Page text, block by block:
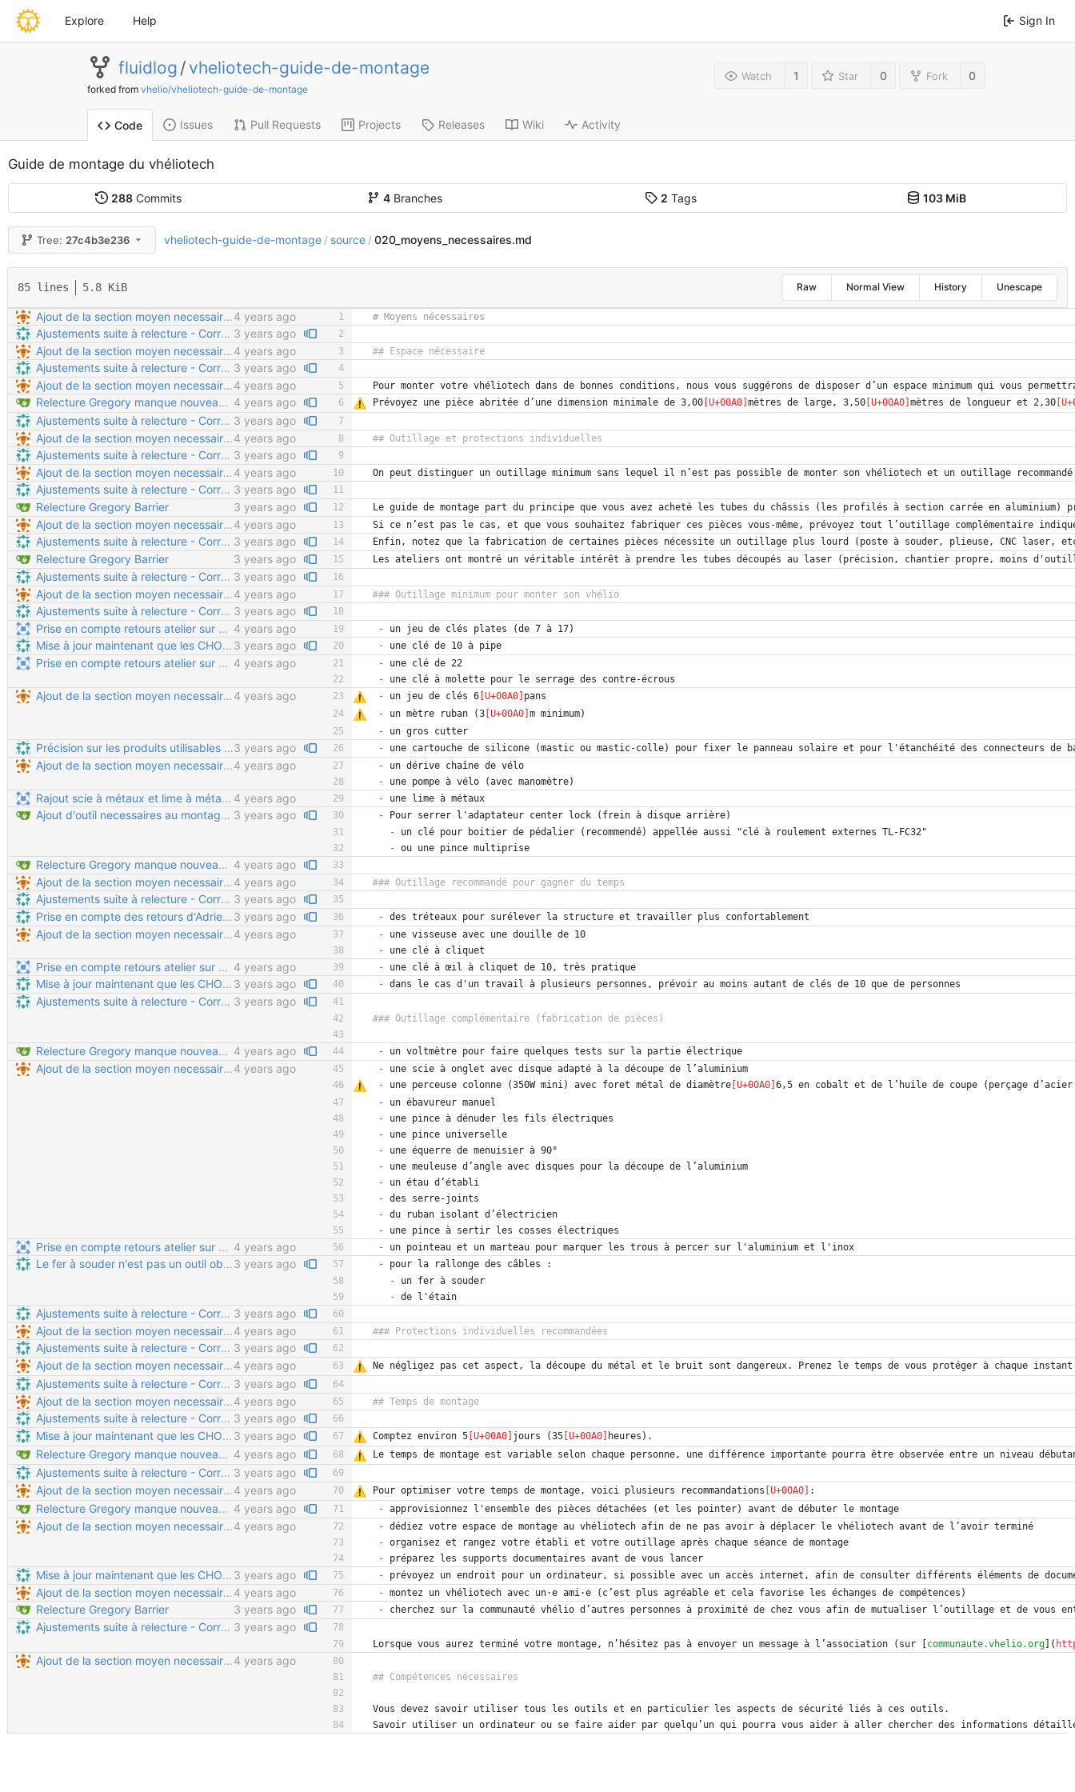
Explore Help Sign In
fluidlog / vheliotech-guide-de-montage
forked from vhelio/vheliotech-guide-de-montage
Watch 1 Star 0 Fork 0
Code Issues Pull Requests Projects Releases Wiki Activity
Guide de montage du vhéliotech
288 Commits 4Branches 2 Tags 103 MiB
Tree: 27c4b3e236 vheliotech-guide-de-montage / source / 020_moyens_necessaires.md
85 lines 5.8 KiB Raw Normal View History Unescape
Ajout de la section moyen necessaires Copier/Coller de la doc 4 years ago
Ajustements suite à relecture - Correction de la syntaxe pour séparer correctement les paragraphes - Correction sur les formats 3D (on ne fait plus de PDF 3D, et edrawings est complexe et intrusif à installer) - Suppression de la phrase "pour tout fabriquer soi-même" qui peut induire en erreur (certaines pièces chaudronnées nécessitent un outillage lourd) - Corrections sur le placement des rondelles - Suppression des références au sciage des vis (normalement inutile dans cette version) 3 years ago
Ajout de la section moyen necessaires Copier/Coller de la doc 4 years ago
Ajustements suite à relecture - Correction de la syntaxe pour séparer correctement les paragraphes - Correction sur les formats 3D (on ne fait plus de PDF 3D, et edrawings est complexe et intrusif à installer) - Suppression de la phrase "pour tout fabriquer soi-même" qui peut induire en erreur (certaines pièces chaudronnées nécessitent un outillage lourd) - Corrections sur le placement des rondelles - Suppression des références au sciage des vis (normalement inutile dans cette version) 3 years ago
Ajout de la section moyen necessaires Copier/Coller de la doc 4 years ago
Relecture Gregory manque nouveau chapitres à rajouter 4 years ago Prévoyez une pièce abritée d’une dimension minimale de 3,00 mètres de large, 3,50 mètres de longueur et 2,30
Ajustements suite à relecture - Correction de la syntaxe pour séparer correctement les paragraphes - Correction sur les formats 3D (on ne fait plus de PDF 3D, et edrawings est complexe et intrusif à installer) - Suppression de la phrase "pour tout fabriquer soi-même" qui peut induire en erreur (certaines pièces chaudronnées nécessitent un outillage lourd) - Corrections sur le placement des rondelles - Suppression des références au sciage des vis (normalement inutile dans cette version) 3 years ago
Ajout de la section moyen necessaires Copier/Coller de la doc 4 years ago
Ajustements suite à relecture - Correction de la syntaxe pour séparer correctement les paragraphes - Correction sur les formats 3D (on ne fait plus de PDF 3D, et edrawings est complexe et intrusif à installer) - Suppression de la phrase "pour tout fabriquer soi-même" qui peut induire en erreur (certaines pièces chaudronnées nécessitent un outillage lourd) - Corrections sur le placement des rondelles - Suppression des références au sciage des vis (normalement inutile dans cette version) 3 years ago
Ajout de la section moyen necessaires Copier/Coller de la doc 4 years ago
Ajustements suite à relecture - Correction de la syntaxe pour séparer correctement les paragraphes - Correction sur les formats 3D (on ne fait plus de PDF 3D, et edrawings est complexe et intrusif à installer) - Suppression de la phrase "pour tout fabriquer soi-même" qui peut induire en erreur (certaines pièces chaudronnées nécessitent un outillage lourd) - Corrections sur le placement des rondelles - Suppression des références au sciage des vis (normalement inutile dans cette version) 3 years ago
Relecture Gregory Barrier
3 years ago
Ajout de la section moyen necessaires Copier/Coller de la doc 4 years ago
Ajustements suite à relecture - Correction de la syntaxe pour séparer correctement les paragraphes - Correction sur les formats 3D (on ne fait plus de PDF 3D, et edrawings est complexe et intrusif à installer) - Suppression de la phrase "pour tout fabriquer soi-même" qui peut induire en erreur (certaines pièces chaudronnées nécessitent un outillage lourd) - Corrections sur le placement des rondelles - Suppression des références au sciage des vis (normalement inutile dans cette version) 3 years ago
Relecture Gregory Barrier
3 years ago
Ajustements suite à relecture - Correction de la syntaxe pour séparer correctement les paragraphes - Correction sur les formats 3D (on ne fait plus de PDF 3D, et edrawings est complexe et intrusif à installer) - Suppression de la phrase "pour tout fabriquer soi-même" qui peut induire en erreur (certaines pièces chaudronnées nécessitent un outillage lourd) - Corrections sur le placement des rondelles - Suppression des références au sciage des vis (normalement inutile dans cette version) 3 years ago
Ajout de la section moyen necessaires Copier/Coller de la doc 4 years ago
Ajustements suite à relecture - Correction de la syntaxe pour séparer correctement les paragraphes - Correction sur les formats 3D (on ne fait plus de PDF 3D, et edrawings est complexe et intrusif à installer) - Suppression de la phrase "pour tout fabriquer soi-même" qui peut induire en erreur (certaines pièces chaudronnées nécessitent un outillage lourd) - Corrections sur le placement des rondelles - Suppression des références au sciage des vis (normalement inutile dans cette version) 3 years ago
Prise en compte retours atelier sur outillage nécessaire 4 years ago -
Mise à jour maintenant que les CHO35 sont livrés finis Suppression de la perceuse et de la scie à métaux des outils obligatoires Le scotch d'électricien était indiqué deux fois La clé plate de 10 était indiquée deux fois 3 years ago -
Prise en compte retours atelier sur outillage nécessaire 4 years ago -
-
Ajout de la section moyen necessaires Copier/Coller de la doc 4 years ago - un jeu de clés 6
- un mètre ruban (3
-
Précision sur les produits utilisables pour fixer le panneau solaire Le mastic "simple" fonctionne, le mastic-colle permet de coller plus fort mais ce n'est pas obligatoire.3 years ago -
Ajout de la section moyen necessaires Copier/Coller de la doc 4 years ago -
-
Rajout scie à métaux et lime à métaux dans outillage de base 4 years ago -
Ajout d'outil necessaires au montage: scie a métaux, perceuse et clé 3 years ago -
-
-
Relecture Gregory manque nouveau chapitres à rajouter 4 years ago
Ajout de la section moyen necessaires Copier/Coller de la doc 4 years ago
Ajustements suite à relecture - Correction de la syntaxe pour séparer correctement les paragraphes - Correction sur les formats 3D (on ne fait plus de PDF 3D, et edrawings est complexe et intrusif à installer) - Suppression de la phrase "pour tout fabriquer soi-même" qui peut induire en erreur (certaines pièces chaudronnées nécessitent un outillage lourd) - Corrections sur le placement des rondelles - Suppression des références au sciage des vis (normalement inutile dans cette version) 3 years ago
Prise en compte des retours d'Adrien - tréteaux - silicone pour étanchéité connecteurs batterie - précisions sur les bandes réfléchissantes 3 years ago -
Ajout de la section moyen necessaires Copier/Coller de la doc 4 years ago -
-
Prise en compte retours atelier sur outillage nécessaire 4 years ago -
Mise à jour maintenant que les CHO35 sont livrés finis Suppression de la perceuse et de la scie à métaux des outils obligatoires Le scotch d'électricien était indiqué deux fois La clé plate de 10 était indiquée deux fois 3 years ago -
Ajustements suite à relecture - Correction de la syntaxe pour séparer correctement les paragraphes - Correction sur les formats 3D (on ne fait plus de PDF 3D, et edrawings est complexe et intrusif à installer) - Suppression de la phrase "pour tout fabriquer soi-même" qui peut induire en erreur (certaines pièces chaudronnées nécessitent un outillage lourd) - Corrections sur le placement des rondelles - Suppression des références au sciage des vis (normalement inutile dans cette version) 3 years ago
Relecture Gregory manque nouveau chapitres à rajouter 4 years ago -
Ajout de la section moyen necessaires Copier/Coller de la doc 4 years ago -
- une perceuse colonne (350W mini) avec foret métal de diamètre
-
-
-
-
-
-
-
-
-
Prise en compte retours atelier sur outillage nécessaire 4 years ago -
Le fer à souder n'est pas un outil obligatoire 3 years ago -
-
-
Ajustements suite à relecture - Correction de la syntaxe pour séparer correctement les paragraphes - Correction sur les formats 3D (on ne fait plus de PDF 3D, et edrawings est complexe et intrusif à installer) - Suppression de la phrase "pour tout fabriquer soi-même" qui peut induire en erreur (certaines pièces chaudronnées nécessitent un outillage lourd) - Corrections sur le placement des rondelles - Suppression des références au sciage des vis (normalement inutile dans cette version) 3 years ago
Ajout de la section moyen necessaires Copier/Coller de la doc 4 years ago
Ajustements suite à relecture - Correction de la syntaxe pour séparer correctement les paragraphes - Correction sur les formats 3D (on ne fait plus de PDF 3D, et edrawings est complexe et intrusif à installer) - Suppression de la phrase "pour tout fabriquer soi-même" qui peut induire en erreur (certaines pièces chaudronnées nécessitent un outillage lourd) - Corrections sur le placement des rondelles - Suppression des références au sciage des vis (normalement inutile dans cette version) 3 years ago
Ajout de la section moyen necessaires Copier/Coller de la doc 4 years ago Ne négligez pas cet aspect, la découpe du métal et le bruit sont dangereux. Prenez le temps de vous protéger à chaque instant
Ajustements suite à relecture - Correction de la syntaxe pour séparer correctement les paragraphes - Correction sur les formats 3D (on ne fait plus de PDF 3D, et edrawings est complexe et intrusif à installer) - Suppression de la phrase "pour tout fabriquer soi-même" qui peut induire en erreur (certaines pièces chaudronnées nécessitent un outillage lourd) - Corrections sur le placement des rondelles - Suppression des références au sciage des vis (normalement inutile dans cette version) 3 years ago
Ajout de la section moyen necessaires Copier/Coller de la doc 4 years ago
Ajustements suite à relecture - Correction de la syntaxe pour séparer correctement les paragraphes - Correction sur les formats 3D (on ne fait plus de PDF 3D, et edrawings est complexe et intrusif à installer) - Suppression de la phrase "pour tout fabriquer soi-même" qui peut induire en erreur (certaines pièces chaudronnées nécessitent un outillage lourd) - Corrections sur le placement des rondelles - Suppression des références au sciage des vis (normalement inutile dans cette version) 3 years ago
Mise à jour maintenant que les CHO35 sont livrés finis Suppression de la perceuse et de la scie à métaux des outils obligatoires Le scotch d'électricien était indiqué deux fois La clé plate de 10 était indiquée deux fois 3 years ago Comptez environ 5 jours (35
Relecture Gregory manque nouveau chapitres à rajouter 4 years ago Le temps de montage est variable selon chaque personne, une différence importante pourra être observée entre un niveau
Ajustements suite à relecture - Correction de la syntaxe pour séparer correctement les paragraphes - Correction sur les formats 3D (on ne fait plus de PDF 3D, et edrawings est complexe et intrusif à installer) - Suppression de la phrase "pour tout fabriquer soi-même" qui peut induire en erreur (certaines pièces chaudronnées nécessitent un outillage lourd) - Corrections sur le placement des rondelles - Suppression des références au sciage des vis (normalement inutile dans cette version) 3 years ago
Ajout de la section moyen necessaires Copier/Coller de la doc 4 years ago Pour optimiser votre temps de montage, voici plusieurs recommandations
Relecture Gregory manque nouveau chapitres à rajouter 4 years ago -
Ajout de la section moyen necessaires Copier/Coller de la doc 4 years ago -
-
-
Mise à jour maintenant que les CHO35 sont livrés finis Suppression de la perceuse et de la scie à métaux des outils obligatoires Le scotch d'électricien était indiqué deux fois La clé plate de 10 était indiquée deux fois 3 years ago -
Ajout de la section moyen necessaires Copier/Coller de la doc 4 years ago -
Relecture Gregory Barrier 3 years ago -
Ajustements suite à relecture - Correction de la syntaxe pour séparer correctement les paragraphes - Correction sur les formats 3D (on ne fait plus de PDF 3D, et edrawings est complexe et intrusif à installer) - Suppression de la phrase "pour tout fabriquer soi-même" qui peut induire en erreur (certaines pièces chaudronnées nécessitent un outillage lourd) - Corrections sur le placement des rondelles - Suppression des références au sciage des vis (normalement inutile dans cette version) 3 years ago
Lorsque vous aurez terminé votre montage, n’hésitez pas à envoyer un message à l’association (sur [communaute.vhelio.org](
Ajout de la section moyen necessaires Copier/Coller de la doc 4 years ago